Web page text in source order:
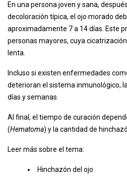
En una persona joven y sana,
decoloración típica, el ojo morado
aproximadamente 7 a 14 días. Este
personas mayores, cuya
lenta.
Incluso si existen enfermedades
deterioran el sistema inmunológico,
días y semanas.
Al final, el tiempo de curación
(Hematoma) y la cantidad de
Leer más sobre el tema:
Hinchazón del ojo